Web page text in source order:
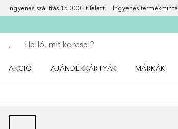
Ingyenes szállítás 15 000 Ft felett Ingyenes termékminta
Menj vissza
Keresés végrehajtása
AKCIÓ
AJÁNDÉKKÁRTYÁK
MÁRKÁK